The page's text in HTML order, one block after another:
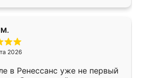
М.
2026
в Ренессанс уже не первый